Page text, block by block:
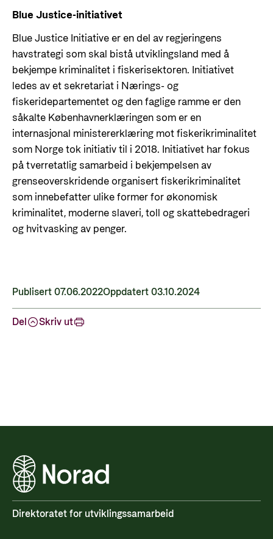
Blue Justice-initiativet
Blue Justice Initiative er en del av regjeringens
havstrategi som skal bistå utviklingsland med å
bekjempe kriminalitet i fiskerisektoren. Initiativet
ledes av et sekretariat i Nærings- og
fiskeridepartementet og den faglige ramme er den
såkalte Københavnerklæringen som er en
internasjonal ministererklæring mot fiskerikriminalitet
som Norge tok initiativ til i 2018. Initiativet har fokus
på tverretatlig samarbeid i bekjempelsen av
grenseoverskridende organisert fiskerikriminalitet
som innebefatter ulike former for økonomisk
kriminalitet, moderne slaveri, toll og skattebedrageri
og hvitvasking av penger.
Publisert 07.06.2022Oppdatert 03.10.2024
Del Skriv ut
Direktoratet for utviklingssamarbeid